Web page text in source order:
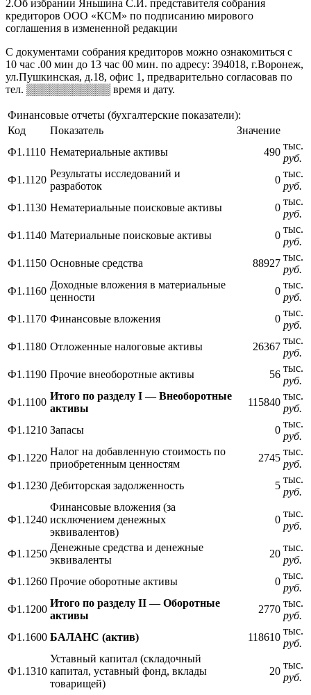
2.Об избрании Яньшина С.И. представителя собрания
кредиторов ООО «КСМ» по подписанию мирового
соглашения в измененной редакции
С документами собрания кредиторов можно ознакомиться с
10 час .00 мин до 13 час 00 мин. по адресу: 394018, г.Воронеж,
ул.Пушкинская, д.18, офис 1, предварительно согласовав по
тел. ▒▒▒▒▒▒▒▒▒▒▒ время и дату.
Финансовые отчеты (бухгалтерские показатели):
Код
Показатель
Значение
Ф1.1110 Нематериальные активы 490
тыс.
руб.
Ф1.1120
Результаты исследований и
разработок
0
тыс.
руб.
Ф1.1130 Нематериальные поисковые активы 0
тыс.
руб.
Ф1.1140 Материальные поисковые активы 0
тыс.
руб.
Ф1.1150 Основные средства 88927
тыс.
руб.
Ф1.1160
Доходные вложения в материальные
ценности
0
тыс.
руб.
Ф1.1170 Финансовые вложения 0
тыс.
руб.
Ф1.1180 Отложенные налоговые активы 26367
тыс.
руб.
Ф1.1190 Прочие внеоборотные активы 56
тыс.
руб.
Ф1.1100
Итого по разделу I — Внеоборотные
активы
115840
тыс.
руб.
Ф1.1210 Запасы 0
тыс.
руб.
Ф1.1220
Налог на добавленную стоимость по
приобретенным ценностям
2745
тыс.
руб.
Ф1.1230 Дебиторская задолженность 5
тыс.
руб.
Ф1.1240
Финансовые вложения (за
исключением денежных
эквивалентов)
0
тыс.
руб.
Ф1.1250
Денежные средства и денежные
эквиваленты
20
тыс.
руб.
Ф1.1260 Прочие оборотные активы 0
тыс.
руб.
Ф1.1200
Итого по разделу II — Оборотные
активы
2770
тыс.
руб.
Ф1.1600 БАЛАНС (актив) 118610
тыс.
руб.
Ф1.1310
Уставный капитал (складочный
капитал, уставный фонд, вклады
товарищей)
20
тыс.
руб.